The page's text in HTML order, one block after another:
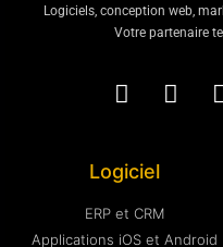
Logiciels, conception web,
Votre partenaire
Logiciel
ERP et CRM
Applications iOS et Android